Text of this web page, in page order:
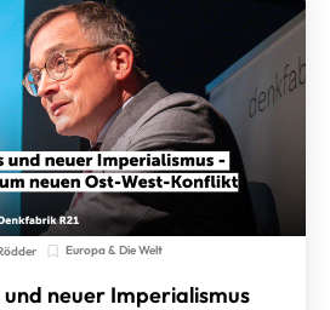
Europa & Die Welt
neuer Imperialismus